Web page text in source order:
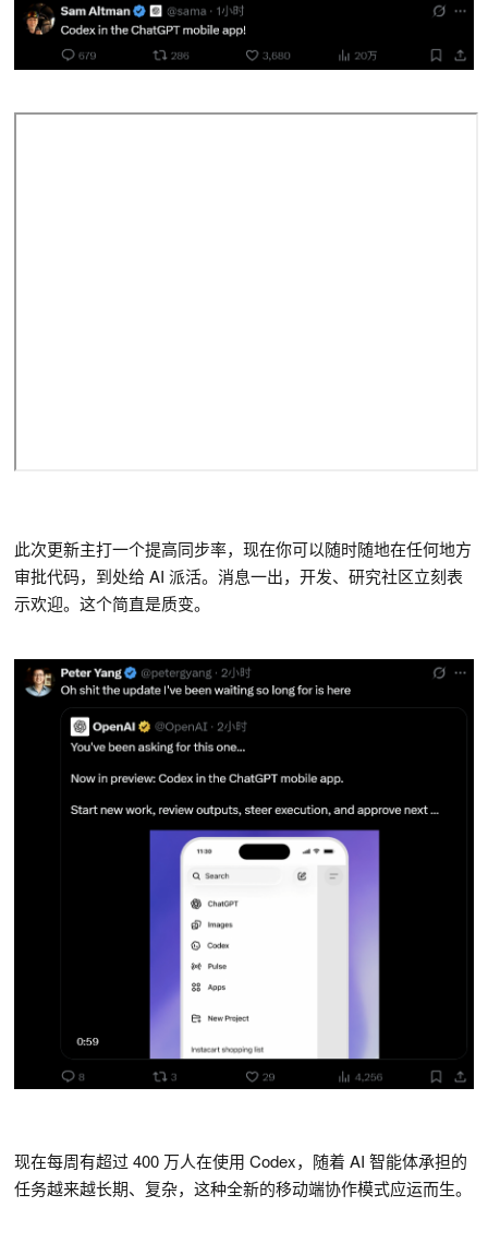
此次更新主打一个提高同步率，现在你可以随时随地在任何地方
审批代码，到处给 AI 派活。消息一出，开发、研究社区立刻表
示欢迎。这个简直是质变。
现在每周有超过 400 万人在使用 Codex，随着 AI 智能体承担的
任务越来越长期、复杂，这种全新的移动端协作模式应运而生。